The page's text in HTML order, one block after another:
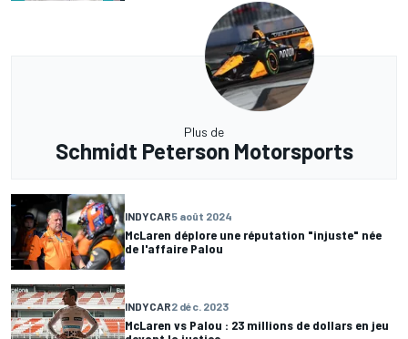
Plus de
Schmidt Peterson Motorsports
INDYCAR5 août 2024
McLaren déplore une réputation "injuste" née
de l'affaire Palou
INDYCAR2 déc. 2023
McLaren vs Palou : 23 millions de dollars en jeu